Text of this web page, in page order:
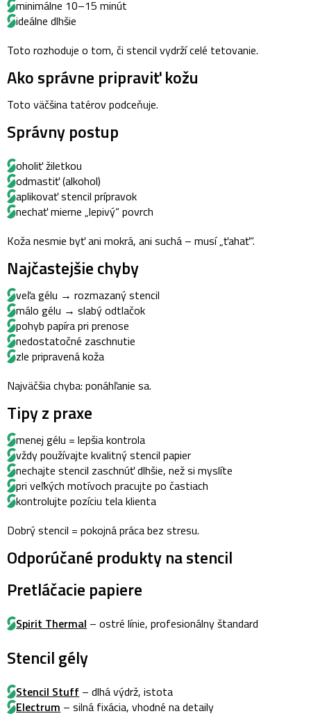
minimálne 10–15 minút
ideálne dlhšie
Toto rozhoduje o tom, či stencil vydrží celé tetovanie.
Ako správne pripraviť kožu
Toto väčšina tatérov podceňuje.
Správny postup
oholiť žiletkou
odmastiť (alkohol)
aplikovať stencil prípravok
nechať mierne „lepivý“ povrch
Koža nesmie byť ani mokrá, ani suchá – musí „ťahať“.
Najčastejšie chyby
veľa gélu → rozmazaný stencil
málo gélu → slabý odtlačok
pohyb papíra pri prenose
nedostatočné zaschnutie
zle pripravená koža
Najväčšia chyba: ponáhľanie sa.
Tipy z praxe
menej gélu = lepšia kontrola
vždy používajte kvalitný stencil papier
nechajte stencil zaschnúť dlhšie, než si myslíte
pri veľkých motívoch pracujte po častiach
kontrolujte pozíciu tela klienta
Dobrý stencil = pokojná práca bez stresu.
Odporúčané produkty na stencil
Pretláčacie papiere
Spirit Thermal – ostré línie, profesionálny štandard
Stencil gély
Stencil Stuff – dlhá výdrž, istota
Electrum – silná fixácia, vhodné na detaily